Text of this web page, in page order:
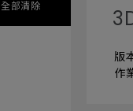
全部清除
版
作